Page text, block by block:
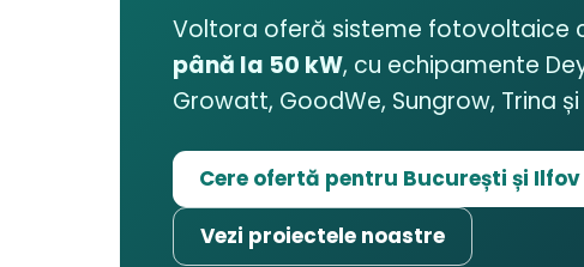
Voltora oferă sisteme fotovoltaice
până la 50 kW, cu echipamente
Growatt, GoodWe, Sungrow, Trina
Cere ofertă pentru București și Ilfov
Vezi proiectele noastre